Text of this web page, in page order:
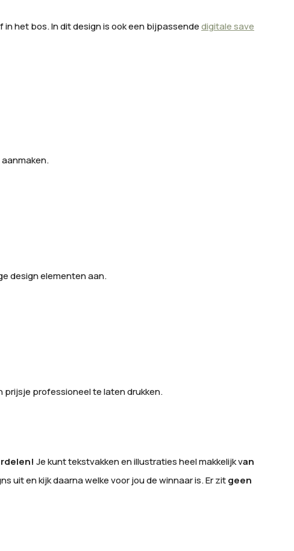
het bos. In dit design is ook een bijpassendedigitale save
design elementen aan.
prijsje professioneel te laten drukken.
Je kunt tekstvakken en illustraties heel makkelijk van
uit en kijk daarna welke voor jou de winnaar is. Er zitgeen